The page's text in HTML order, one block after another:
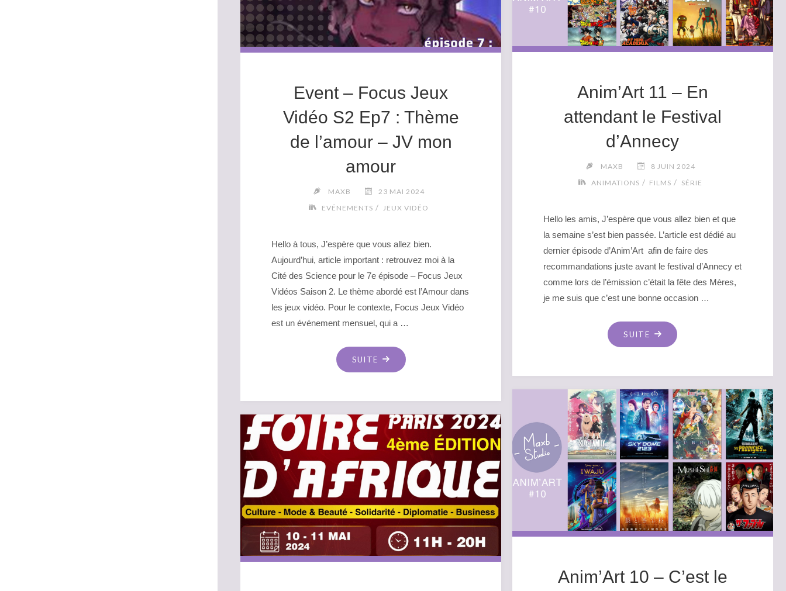
Anim’Art 11 – En
attendant le Festival
d’Annecy
MAXB
8 JUIN 2024
ANIMATIONS / FILMS / SÉRIE
Hello les amis, J’espère que vous allez bien et que
la semaine s’est bien passée. L’article est dédié au
dernier épisode d’Anim’Art afin de faire des
recommandations juste avant le festival d’Annecy et
comme lors de l’émission c’était la fête des Mères,
je me suis que c’est une bonne occasion …
SUITE "ANIM’ART
11
ATTENDANT
LE
FESTIVAL
D’ANNECY"
Event – Focus Jeux
Vidéo S2 Ep7 : Thème
de l’amour – JV mon
amour
MAXB
23 MAI 2024
EVÉNEMENTS / JEUX VIDÉO
Hello à tous, J’espère que vous allez bien.
Aujourd’hui, article important : retrouvez moi à la
Cité des Science pour le 7e épisode – Focus Jeux
Vidéos Saison 2. Le thème abordé est l’Amour dans
les jeux vidéo. Pour le contexte, Focus Jeux Vidéo
est un événement mensuel, qui a …
SUITE "EVENT
–
VIDÉO
S2
EP7
:
THÈME
DE
L’AMOUR
MON
Anim’Art 10 – C’est le